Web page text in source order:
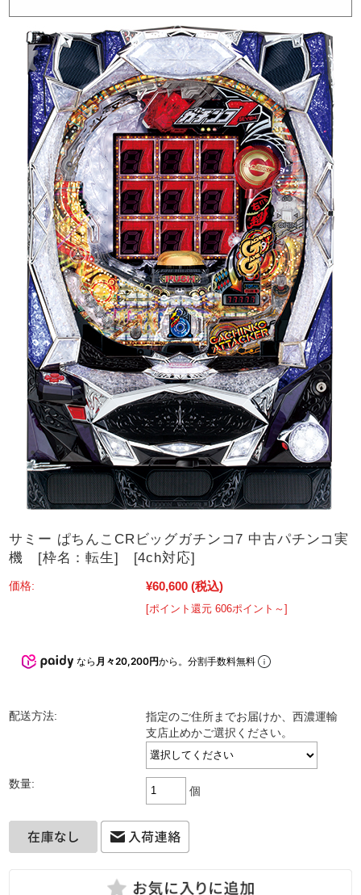
サミー ぱちんこCRビッグガチンコ7 中古パチンコ実
機 [枠名：転生] [4ch対応]
価格: ¥60,600 (税込)
[ポイント還元 606ポイント～]
なら 月々20,200円から。分割手数料無料
配送方法:
指定のご住所までお届けか、西濃運輸
支店止めかご選択ください。
数量:
個